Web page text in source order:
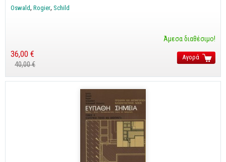
Oswald Rogier Schild
Άμεσα διαθέσιμο!
36,00 €
40,00 €
Αγορά